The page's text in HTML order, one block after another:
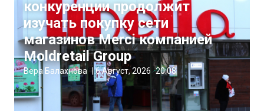
конкуренции продолжит
изучать покупку сети
магазинов Merci компанией
Moldretail Group
Вера Балахнова 6 Август, 2026 20:08